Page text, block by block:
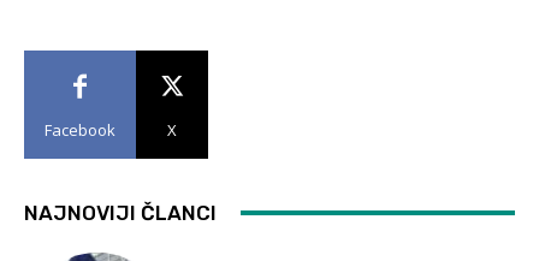
Facebook X
NAJNOVIJI ČLANCI